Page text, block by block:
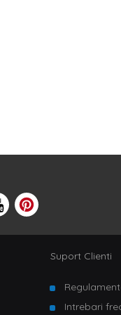
lumanarele
pentru
Suport Clienti
Intrebari